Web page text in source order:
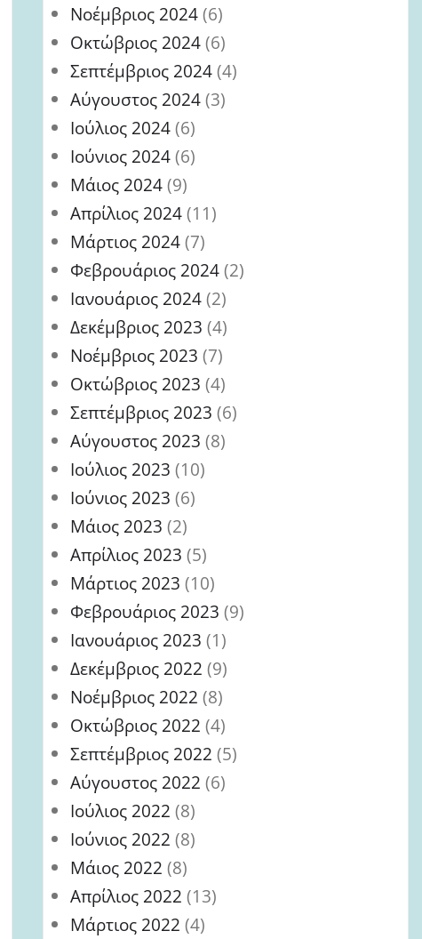
Νοέμβριος 2024(6)
Οκτώβριος 2024(6)
Σεπτέμβριος 2024(4)
Αύγουστος 2024(3)
Ιούλιος 2024(6)
Ιούνιος 2024(6)
Μάιος 2024(9)
Απρίλιος 2024(11)
Μάρτιος 2024(7)
Φεβρουάριος 2024(2)
Ιανουάριος 2024(2)
Δεκέμβριος 2023 (4)
Νοέμβριος 2023 (7)
Οκτώβριος 2023 (4)
Σεπτέμβριος 2023 (6)
Αύγουστος 2023 (8)
Ιούλιος 2023 (10)
Ιούνιος 2023 (6)
Μάιος 2023 (2)
Απρίλιος 2023 (5)
Μάρτιος 2023 (10)
Φεβρουάριος 2023 (9)
Ιανουάριος 2023 (1)
Δεκέμβριος 2022 (9)
Νοέμβριος 2022 (8)
Οκτώβριος 2022 (4)
Σεπτέμβριος 2022 (5)
Αύγουστος 2022 (6)
Ιούλιος 2022 (8)
Ιούνιος 2022 (8)
Μάιος 2022 (8)
Απρίλιος 2022 (13)
Μάρτιος 2022 (4)